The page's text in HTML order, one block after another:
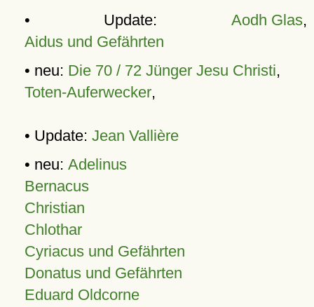
• Update: Aodh Glas,
Aidus und Gefährten
• neu: Die 70 / 72 Jünger Jesu Christi,
Toten-Auferwecker,
• Update: Jean Vallière
• neu: Adelinus
Bernacus
Christian
Chlothar
Cyriacus und Gefährten
Donatus und Gefährten
Eduard Oldcorne